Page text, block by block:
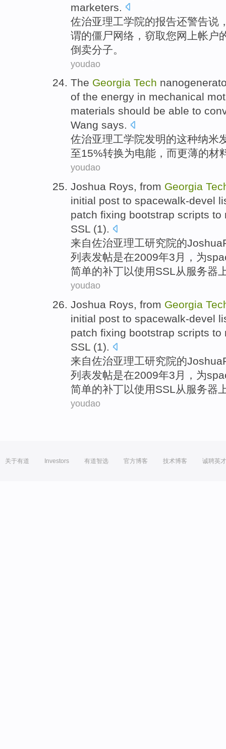
marketers.
佐治亚理工学院的报告还警告说
谓的僵尸网络， 窃取您网上帐户
倒卖分子。
youdao
The Georgia Tech
of the energy in mechanical
materials should be able to
Wang says.
佐治亚理工学院发明的这种纳米
至15%转换为电能， 而更薄的材
youdao
Joshua Roys, from Georgia
initial post to spacewalk-devel
patch fixing bootstrap scripts to
SSL (1).
来自佐治亚理工研究院的Joshua
列表发帖是在2009年3月
，为
简单的补丁以使用SSL从 服务器
youdao
Joshua Roys, from Georgia
initial post to spacewalk-devel
patch fixing bootstrap scripts to
SSL (1).
来自佐治亚理工研究院的Joshua
列表发帖是在2009年3月
，为
简单的补丁以使用SSL从 服务器
youdao
关于有道 Investors 有道智选 官方博客 技术博客 诚聘英才